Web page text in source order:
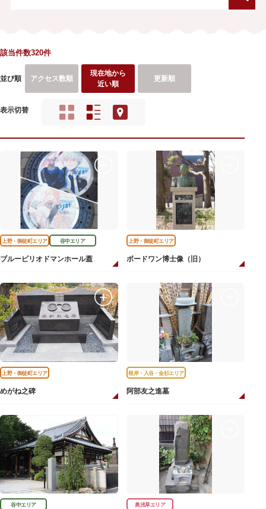
該当件数320件
並び順 アクセス数順
現在地から
近い順
更新順
表示切替
上野・御徒町エリア 谷中エリア
ブルーピリオドマンホール蓋
上野・御徒町エリア
ボードワン博士像（旧）
上野・御徒町エリア
めがね之碑
根岸・入谷・金杉エリア
阿部友之進墓
谷中エリア 奥浅草エリア